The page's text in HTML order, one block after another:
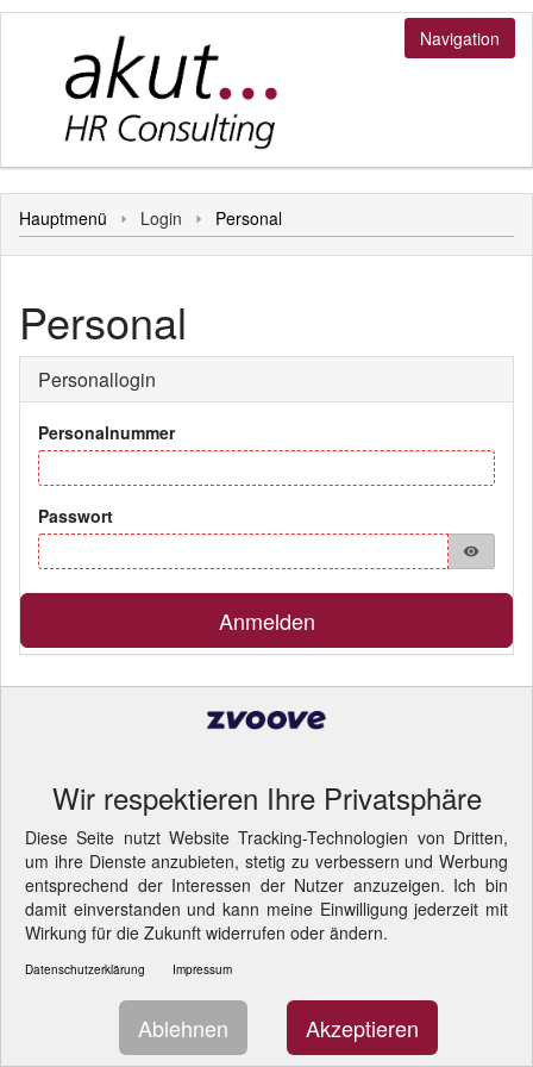
Navigation
Login
Bediener
Personal
Sonstiges
Hauptmenü
Hauptmenü Login Personal
Personal
Personallogin
Personalnummer
Passwort
visibility
Anmelden
© 2026 akut... HR Consulting GmbH - Cookie-Einstellungen
Wir respektieren Ihre Privatsphäre
Diese Seite nutzt Website Tracking-Technologien von Dritten,
um ihre Dienste anzubieten, stetig zu verbessern und Werbung
entsprechend der Interessen der Nutzer anzuzeigen. Ich bin
damit einverstanden und kann meine Einwilligung jederzeit mit
Wirkung für die Zukunft widerrufen oder ändern.
Datenschutzerklärung Impressum
Ablehnen Akzeptieren